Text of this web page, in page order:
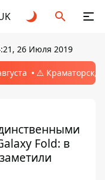
26 Июля 2019
⚠️ Краматорск,
Fold: в